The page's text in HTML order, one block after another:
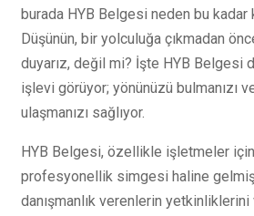
burada HYB Belgesi neden bu
Düşünün, bir yolculuğa çıkmadan
duyarız, değil mi? İşte HYB Belgesi
işlevi görüyor; yönünüzü bulmanızı
ulaşmanızı sağlıyor.
HYB Belgesi, özellikle işletmeler
profesyonellik simgesi haline
danışmanlık verenlerin yetkinliklerini